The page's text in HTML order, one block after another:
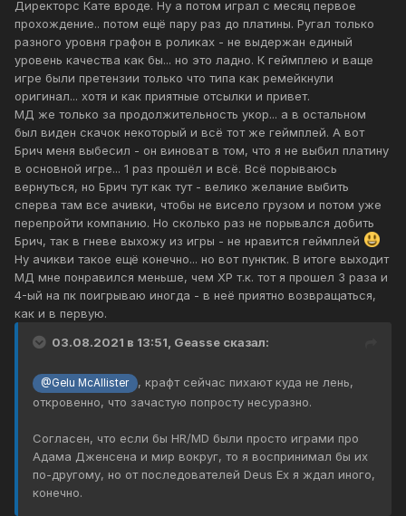
Директорс Кате вроде. Ну а потом играл с месяц первое
прохождение.. потом ещё пару раз до платины. Ругал только
разного уровня графон в роликах - не выдержан единый
уровень качества как бы... но это ладно. К геймплею и ваще
игре были претензии только что типа как ремейкнули
оригинал... хотя и как приятные отсылки и привет.
МД же только за продолжительность укор... а в остальном
был виден скачок некоторый и всё тот же геймплей. А вот
Брич меня выбесил - он виноват в том, что я не выбил платину
в основной игре... 1 раз прошёл и всё. Всё порываюсь
вернуться, но Брич тут как тут - велико желание выбить
сперва там все ачивки, чтобы не висело грузом и потом уже
перепройти компанию. Но сколько раз не порывался добить
Брич, так в гневе выхожу из игры - не нравится геймплей
Ну ачикви такое ещё конечно... но вот пунктик. В итоге выходит
МД мне понравился меньше, чем ХР т.к. тот я прошел 3 раза и
4-ый на пк поигрываю иногда - в неё приятно возвращаться,
как и в первую.
03.08.2021 в 13:51, Geasse сказал:
@Gelu McAllister
, крафт сейчас пихают куда не лень,
откровенно, что зачастую попросту несуразно.
Согласен, что если бы HR/MD были просто играми про
Адама Дженсена и мир вокруг, то я воспринимал бы их
по-другому, но от последователей Deus Ex я ждал иного,
конечно.